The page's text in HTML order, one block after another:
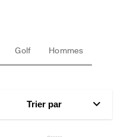
Golf Hommes
Trier par